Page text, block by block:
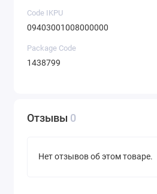
Code IKPU
09403001008000000
Package Code
1438799
Отзывы 0
Нет отзывов об этом товаре.